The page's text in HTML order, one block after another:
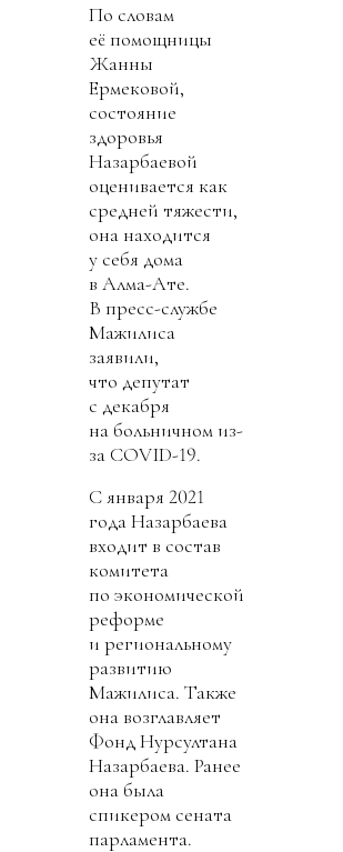
По словам
её помощницы
Жанны
Ермековой,
состояние
здоровья
Назарбаевой
оценивается как
средней тяжести,
она находится
у себя дома
в Алма-Ате.
В пресс-службе
Мажилиса
заявили,
что депутат
с декабря
на больничном из-
за COVID-19.
C января 2021
года Назарбаева
входит в состав
комитета
по экономической
реформе
и региональному
развитию
Мажилиса. Также
она возглавляет
Фонд Нурсултана
Назарбаева. Ранее
она была
спикером сената
парламента.